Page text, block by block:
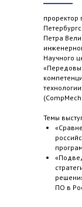
проректор
Петра
Научного
Темы
ПО в